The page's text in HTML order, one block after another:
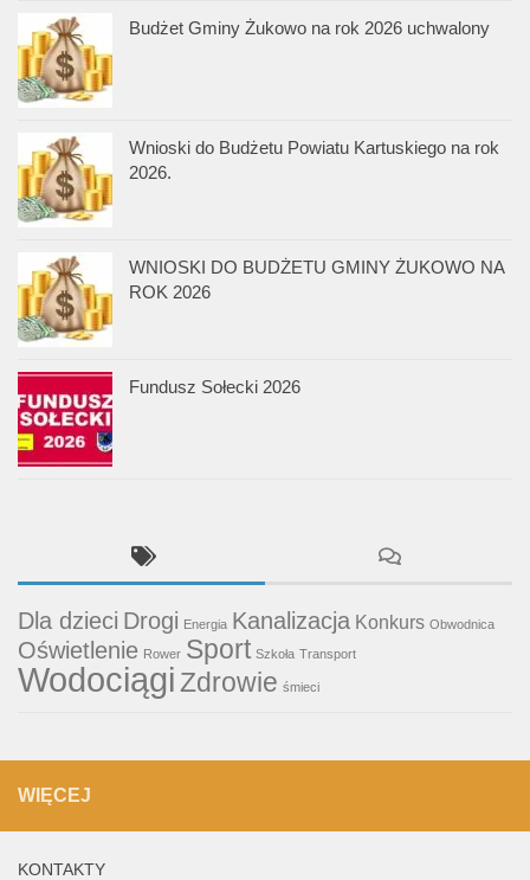
Budżet Gminy Żukowo na rok 2026 uchwalony
Wnioski do Budżetu Powiatu Kartuskiego na rok
2026.
WNIOSKI DO BUDŻETU GMINY ŻUKOWO NA
ROK 2026
Fundusz Sołecki 2026
Dla dzieci Drogi Energia Kanalizacja Konkurs Obwodnica
Oświetlenie Rower Sport Szkoła Transport
WodociągiZdrowie śmieci
WIĘCEJ
KONTAKTY